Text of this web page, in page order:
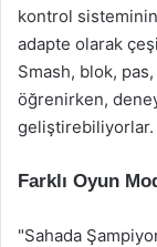
kontrol
adapte olarak
Smash, blok,
öğrenirken,
geliştirebiliyorlar.
Farklı Oyun
"Sahada